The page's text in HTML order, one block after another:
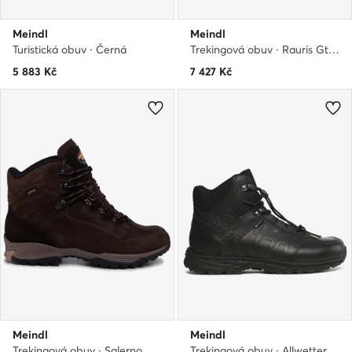
Meindl
Turistická obuv · Černá
5 883 Kč
Meindl
Trekingová obuv · Rauris Gtx GORE-TEX 7894 · Hnědá
7 427 Kč
Meindl
Meindl